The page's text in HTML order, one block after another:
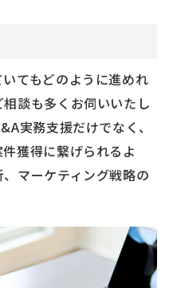
てもどのように進めれ
談も多くお伺いいたし
実務支援だけでなく、
獲得に繋げられるよ
マーケティング戦略の